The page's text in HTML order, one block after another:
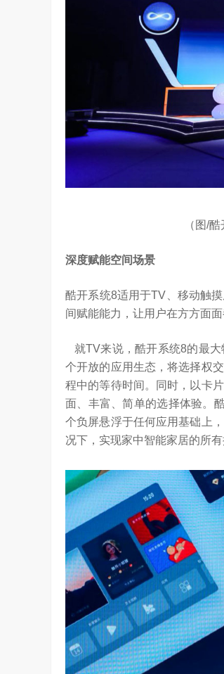
（图/
深度赋能空间场景
酷开系统8适用于TV、移动触
间赋能能力，让用户在方方面
就TV来说，酷开系统8的最
个开放的应用生态，将选择权
程中的等待时间。同时，以卡
面、丰富、简单的选择体验。
个负屏悬浮于任何应用基础上
况下，实现家中智能家居的所